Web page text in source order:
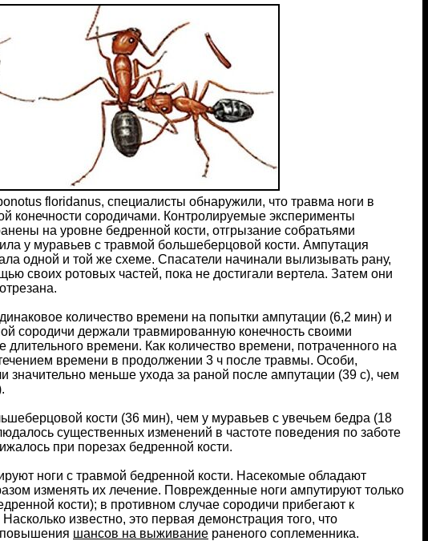
floridanus, специалисты обнаружили, что травма ноги в
конечности сородичами. Контролируемые эксперименты
на уровне бедренной кости, отгрызание собратьями
у муравьев с травмой большеберцовой кости. Ампутация
одной и той же схеме. Спасатели начинали вылизывать рану,
своих ротовых частей, пока не достигали вертела. Затем они
количество времени на попытки ампутации (6,2 мин) и
сородичи держали травмированную конечность своими
времени. Как количество времени, потраченного на
времени в продолжении 3 ч после травмы. Особи,
значительно меньше ухода за раной после ампутации (39 с), чем
кости (36 мин), чем у муравьев с увечьем бедра (18
существенных изменений в частоте поведения по заботе
при порезах бедренной кости.
ноги с травмой бедренной кости. Насекомые обладают
изменять их лечение. Поврежденные ноги ампутируют только
кости); в противном случае сородичи прибегают к
известно, это первая демонстрация того, что
повышения шансов на выживание раненого соплеменника.